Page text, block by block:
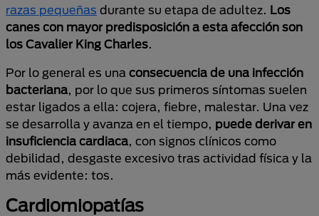
razas pequeñas durante su etapa de adultez. Los
canes con mayor predisposición a esta afección son
los Cavalier King Charles.
Por lo general es una consecuencia de una infección
bacteriana, por lo que sus primeros síntomas suelen
estar ligados a ella: cojera, fiebre, malestar. Una vez
se desarrolla y avanza en el tiempo, puede derivar en
insuficiencia cardiaca, con signos clínicos como
debilidad, desgaste excesivo tras actividad física y la
más evidente: tos.
Cardiomiopatías